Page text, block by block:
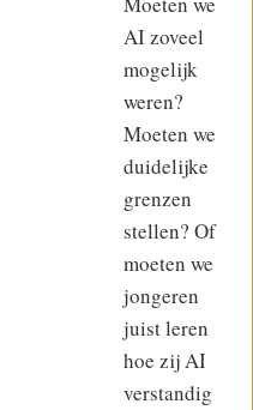
AI zoveel
mogelijk
weren?
Moeten we
duidelijke
grenzen
stellen? Of
moeten we
jongeren
juist leren
hoe zij AI
verstandig